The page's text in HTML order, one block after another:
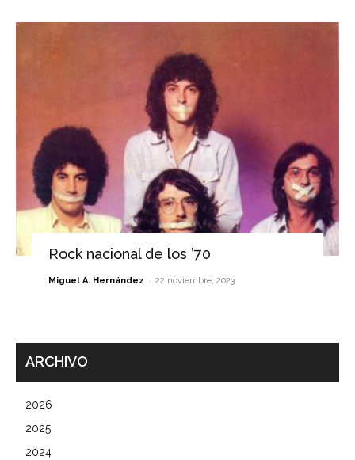
Rock nacional de los ’70
Miguel A. Hernández - 22 noviembre, 2023
ARCHIVO
2026
2025
2024